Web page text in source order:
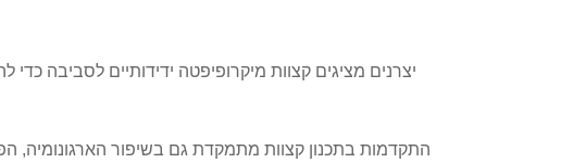
יצרנים מציגים קצוות מיקרופיפטה ידידותיים לסביבה
התקדמות בתכנון קצוות מתמקדת גם בשיפור הארגונומיה,